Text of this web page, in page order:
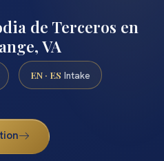
de Terceros en
VA
EN · ES Intake